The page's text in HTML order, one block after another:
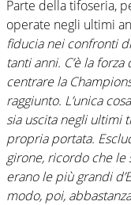
Parte della tifoseria,
operate negli ultimi
fiducia nei confronti
tanti anni. C’è la
centrare la
raggiunto. L’unica
sia uscita negli ultimi
propria portata.
girone, ricordo che le
erano le più grandi
modo, poi,